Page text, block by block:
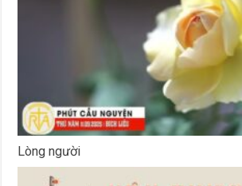
Lòng người